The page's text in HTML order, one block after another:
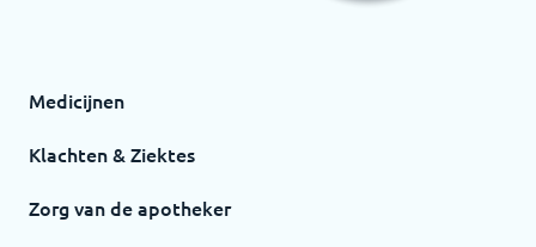
Medicijnen
Klachten & Ziektes
Zorg van de apotheker